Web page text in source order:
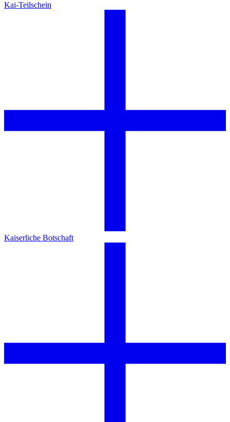
Kai-Teilschein
Kaiserliche Botschaft